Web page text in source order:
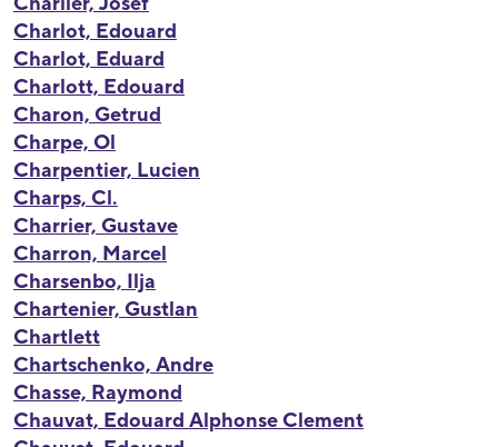
Charlot, Edouard
Charlot, Eduard
Charlott, Edouard
Charon, Getrud
Charpe, Ol
Charpentier, Lucien
Charps, Cl.
Charrier, Gustave
Charron, Marcel
Charsenbo, Ilja
Chartenier, Gustlan
Chartlett
Chartschenko, Andre
Chasse, Raymond
Chauvat, Edouard Alphonse Clement